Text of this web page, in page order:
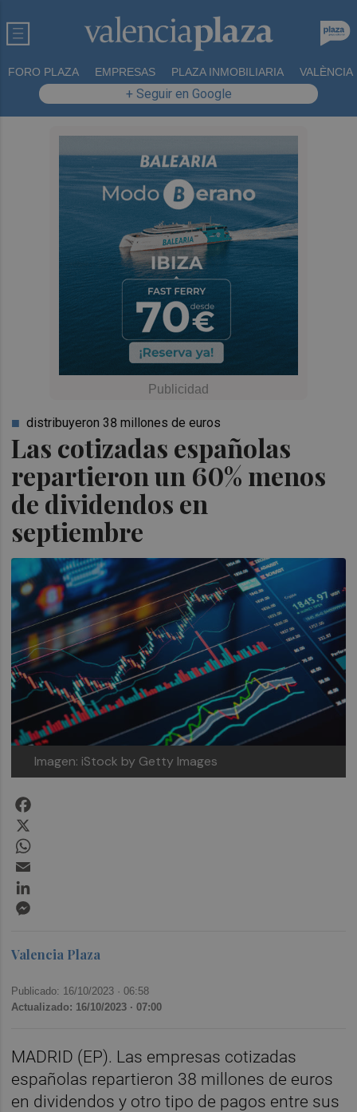
FORO PLAZA EMPRESAS PLAZA INMOBILIARIA VALÈNCIA
+ Seguir en Google
Las cotizadas españolas
repartieron un 60% menos
de dividendos en
septiembre
distribuyeron 38 millones de euros
Imagen: iStock by Getty Images
Valencia Plaza
Publicado: 16/10/2023 ·06:58
Actualizado: 16/10/2023 · 07:00
MADRID (EP). Las empresas cotizadas
españolas repartieron 38 millones de euros
en dividendos y otro tipo de pagos entre sus